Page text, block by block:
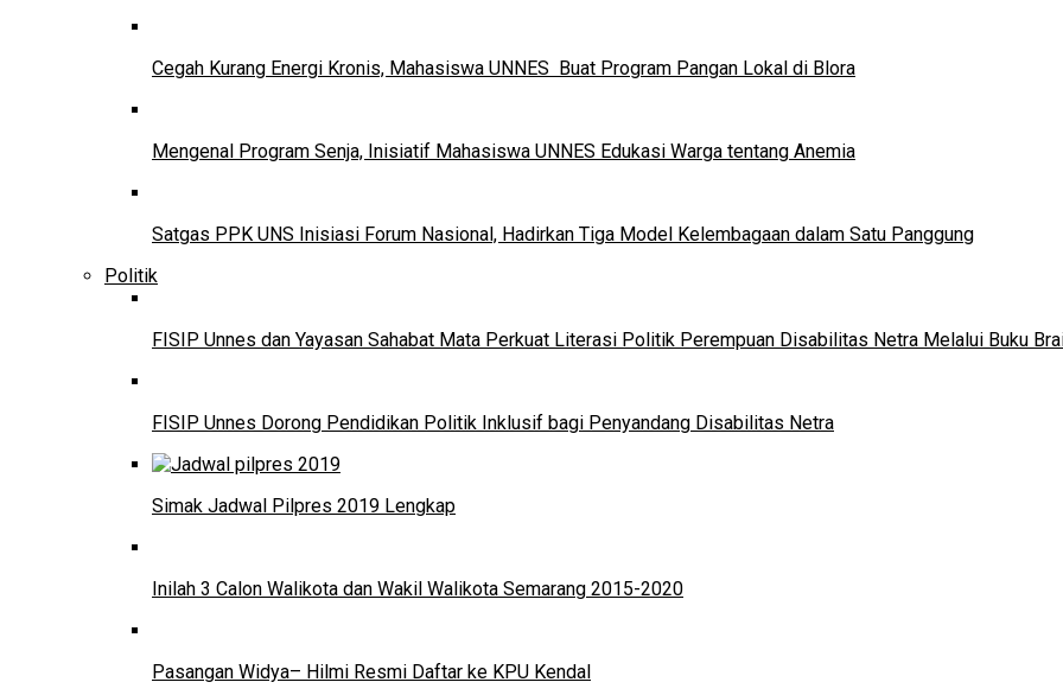
Cegah Kurang Energi Kronis, Mahasiswa UNNES Buat Program Pangan Lokal di Blora
Mengenal Program Senja, Inisiatif Mahasiswa UNNES Edukasi Warga tentang Anemia
Satgas PPK UNS Inisiasi Forum Nasional, Hadirkan Tiga Model Kelembagaan dalam Satu Panggung
Politik
FISIP Unnes dan Yayasan Sahabat Mata Perkuat Literasi Politik Perempuan Disabilitas Netra Melalui Buku
FISIP Unnes Dorong Pendidikan Politik Inklusif bagi Penyandang Disabilitas Netra
Simak Jadwal Pilpres 2019 Lengkap
Inilah 3 Calon Walikota dan Wakil Walikota Semarang 2015-2020
Pasangan Widya– Hilmi Resmi Daftar ke KPU Kendal